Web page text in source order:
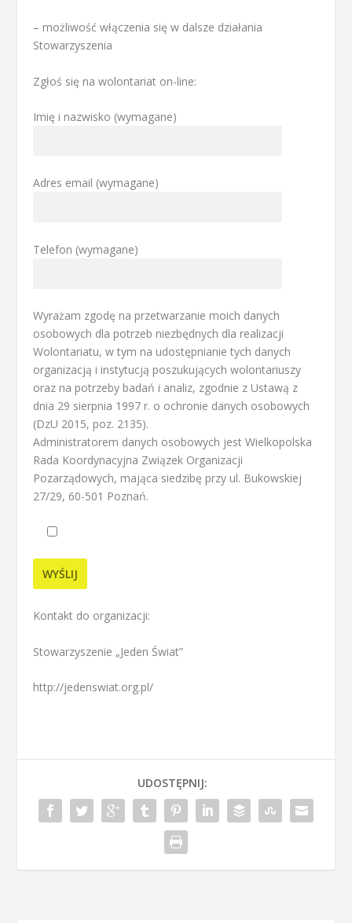
– możliwość włączenia się w dalsze działania
Stowarzyszenia
Zgłoś się na wolontariat on-line:
Imię i nazwisko (wymagane)
Adres email (wymagane)
Telefon (wymagane)
Wyrażam zgodę na przetwarzanie moich danych
osobowych dla potrzeb niezbędnych dla realizacji
Wolontariatu, w tym na udostępnianie tych danych
organizacją i instytucją poszukujących wolontariuszy
oraz na potrzeby badań i analiz, zgodnie z Ustawą z
dnia 29 sierpnia 1997 r. o ochronie danych osobowych
(DzU 2015, poz. 2135).
Administratorem danych osobowych jest Wielkopolska
Rada Koordynacyjna Związek Organizacji
Pozarządowych, mająca siedzibę przy ul. Bukowskiej
27/29, 60-501 Poznań.
Kontakt do organizacji:
Stowarzyszenie „Jeden Świat”
http://jedenswiat.org.pl/
UDOSTĘPNIJ: